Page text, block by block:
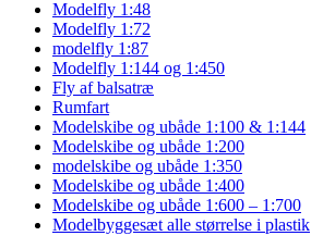
Modelfly 1:48
Modelfly 1:72
modelfly 1:87
Modelfly 1:144 og 1:450
Fly af balsatræ
Rumfart
Modelskibe og ubåde 1:100 & 1:144
Modelskibe og ubåde 1:200
modelskibe og ubåde 1:350
Modelskibe og ubåde 1:400
Modelskibe og ubåde 1:600 – 1:700
Modelbyggesæt alle størrelse i plastik